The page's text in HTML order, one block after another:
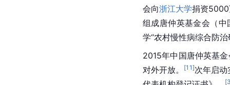
会向浙江大学捐资5000
组成唐仲英基金会（
学“农村慢性病综合防
2015年中国唐仲英基
对外开放。
[11]次年启
[